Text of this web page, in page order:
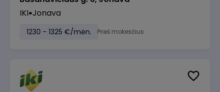
IKI Jonava
1230 - 1325 €/mėn. Prieš mokesčius